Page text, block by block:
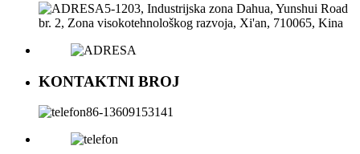
5-1203, Industrijska zona Dahua, Yunshui Road
br. 2, Zona visokotehnološkog razvoja, Xi'an, 710065, Kina
KONTAKTNI BROJ
86-13609153141